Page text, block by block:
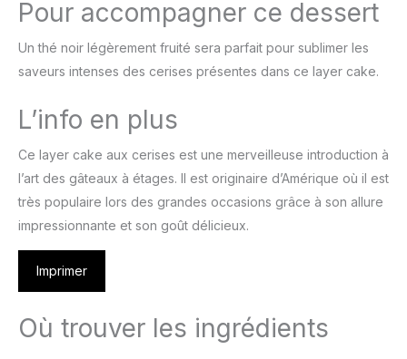
Pour accompagner ce dessert
Un thé noir légèrement fruité sera parfait pour sublimer les
saveurs intenses des cerises présentes dans ce layer cake.
L’info en plus
Ce layer cake aux cerises est une merveilleuse introduction à
l’art des gâteaux à étages. Il est originaire d’Amérique où il est
très populaire lors des grandes occasions grâce à son allure
impressionnante et son goût délicieux.
Imprimer
Où trouver les ingrédients